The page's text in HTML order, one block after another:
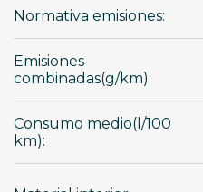
Normativa emisiones:
Emisiones
combinadas(g/km):
Consumo medio(l/100
km):